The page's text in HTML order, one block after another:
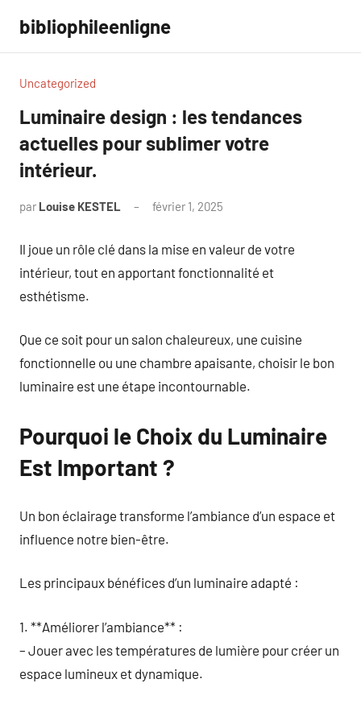
contenu
bibliophileenligne
Uncategorized
Luminaire design : les tendances
actuelles pour sublimer votre
intérieur.
par Louise KESTEL février 1, 2025
Il joue un rôle clé dans la mise en valeur de votre
intérieur, tout en apportant fonctionnalité et
esthétisme.
Que ce soit pour un salon chaleureux, une cuisine
fonctionnelle ou une chambre apaisante, choisir le bon
luminaire est une étape incontournable.
Pourquoi le Choix du Luminaire
Est Important ?
Un bon éclairage transforme l’ambiance d’un espace et
influence notre bien-être.
Les principaux bénéfices d’un luminaire adapté :
1. **Améliorer l’ambiance** :
– Jouer avec les températures de lumière pour créer un
espace lumineux et dynamique.